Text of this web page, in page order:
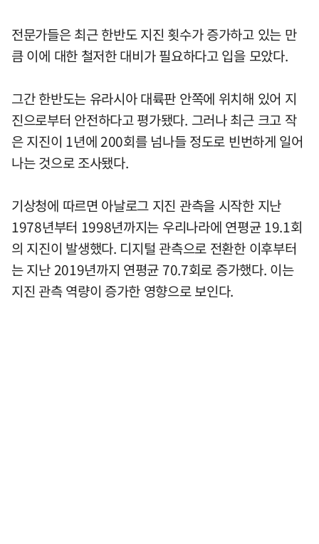
전문가들은 최근 한반도 지진 횟수가 증가하고 있는 만
큼 이에 대한 철저한 대비가 필요하다고 입을 모았다.
그간 한반도는 유라시아 대륙판 안쪽에 위치해 있어 지
진으로부터 안전하다고 평가됐다. 그러나 최근 크고 작
은 지진이 1년에 200회를 넘나들 정도로 빈번하게 일어
나는 것으로 조사됐다.
기상청에 따르면 아날로그 지진 관측을 시작한 지난
1978년부터 1998년까지는 우리나라에 연평균 19.1회
의 지진이 발생했다. 디지털 관측으로 전환한 이후부터
는 지난 2019년까지 연평균 70.7회로 증가했다. 이는
지진 관측 역량이 증가한 영향으로 보인다.